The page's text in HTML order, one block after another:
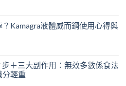
Kamagra液體威而鋼使用心得與
步＋三大副作用：無效多數係食法
分輕重